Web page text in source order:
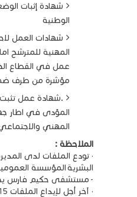
شهادة إثبات
الوطنية
شهادات العمل
المهنية للمترشح
عمل في القطاع
مؤشرة من طرف
.شهادة عمل
المؤدى في اطار
المهني
الملاحظة :
· تودع الملفات لدى
البشرية المؤسسة
- مستشفى حكيم فارس